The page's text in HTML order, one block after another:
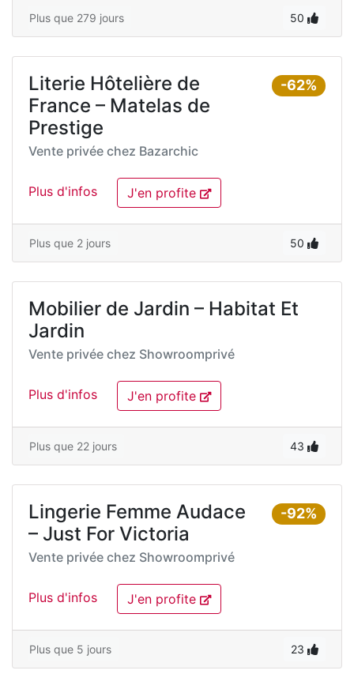
Plus que 279 jours 50
-62%
Literie Hôtelière de
France – Matelas de
Prestige
Vente privée chez Bazarchic
Plus d'infos J'en profite
Plus que 2 jours 50
Mobilier de Jardin – Habitat Et
Jardin
Vente privée chez Showroomprivé
Plus d'infos J'en profite
Plus que 22 jours 43
-92%
Lingerie Femme Audace
– Just For Victoria
Vente privée chez Showroomprivé
Plus d'infos J'en profite
Plus que 5 jours 23